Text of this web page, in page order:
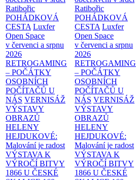
Ratibořic
POHÁDKOVÁ
CESTA Luxfer
Open Space
v červenci a srpnu
2026
RETROGAMING
– POČÁTKY
OSOBNÍCH
POČÍTAČŮ U
NÁS VERNISÁŽ
VÝSTAVY
OBRAZŮ
HELENY
HEJDUKOVÉ:
Malování je radost
VÝSTAVA K
VÝROČÍ BITVY
1866 U ČESKÉ
Ratibořic
POHÁDKOVÁ
CESTA Luxfer
Open Space
v červenci a srpnu
2026
RETROGAMING
– POČÁTKY
OSOBNÍCH
POČÍTAČŮ U
NÁS VERNISÁŽ
VÝSTAVY
OBRAZŮ
HELENY
HEJDUKOVÉ:
Malování je radost
VÝSTAVA K
VÝROČÍ BITVY
1866 U ČESKÉ